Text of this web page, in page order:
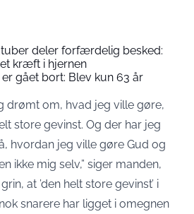
deler forfærdelig besked:
kræft i hjernen
gået bort: Blev kun 63 år
drømt om, hvad jeg ville gøre,
store gevinst. Og der har jeg
hvordan jeg ville gøre Gud og
ikke mig selv,” siger manden,
at ’den helt store gevinst’ i
snarere har ligget i omegnen